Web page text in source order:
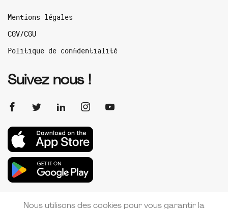
Mentions légales
CGV/CGU
Politique de confidentialité
Suivez nous !
Nous utilisons des cookies pour vous garantir la